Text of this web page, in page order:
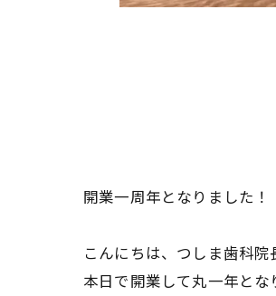
開業一周年となりました！
こんにちは、つしま歯科院
本日で開業して丸一年とな